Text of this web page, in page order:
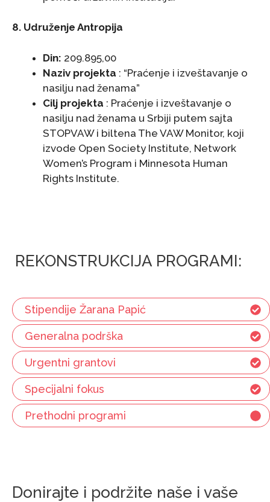
8. Udruženje Antropija
Din: 209.895,00
Naziv projekta : “Praćenje i izveštavanje o
nasilju nad ženama”
Cilj projekta : Praćenje i izveštavanje o
nasilju nad ženama u Srbiji putem sajta
STOPVAW i biltena The VAW Monitor, koji
izvode Open Society Institute, Network
Women’s Program i Minnesota Human
Rights Institute.
REKONSTRUKCIJA PROGRAMI:
Stipendije Žarana Papić
Generalna podrška
Urgentni grantovi
Specijalni fokus
Prethodni programi
Donirajte i podržite naše i vaše